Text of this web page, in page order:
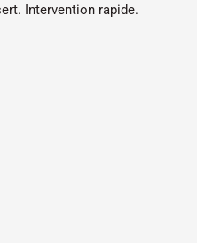
Intervention rapide.